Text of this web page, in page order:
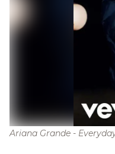
Ariana Grande -